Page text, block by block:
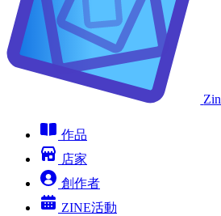
作品
店家
創作者
ZINE活動